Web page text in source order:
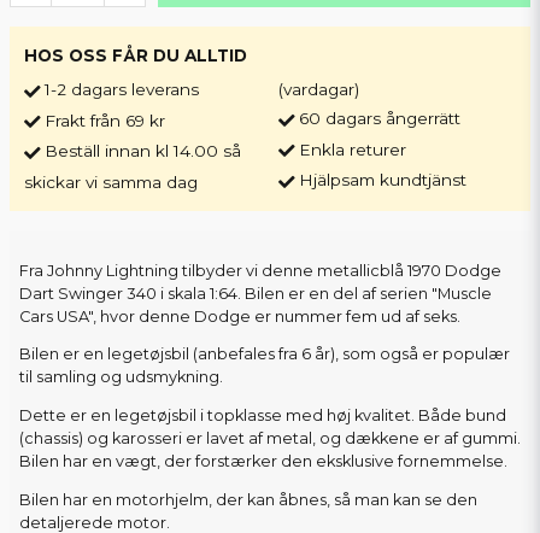
HOS OSS FÅR DU ALLTID
1-2 dagars leverans
Frakt från 69 kr
Beställ innan kl 14.00 så
skickar vi samma dag
(vardagar)
60 dagars ångerrätt
Enkla returer
Hjälpsam kundtjänst
Fra Johnny Lightning tilbyder vi denne metallicblå 1970 Dodge
Dart Swinger 340 i skala 1:64. Bilen er en del af serien "Muscle
Cars USA", hvor denne Dodge er nummer fem ud af seks.
Bilen er en legetøjsbil (anbefales fra 6 år), som også er populær
til samling og udsmykning.
Dette er en legetøjsbil i topklasse med høj kvalitet. Både bund
(chassis) og karosseri er lavet af metal, og dækkene er af gummi.
Bilen har en vægt, der forstærker den eksklusive fornemmelse.
Bilen har en motorhjelm, der kan åbnes, så man kan se den
detaljerede motor.